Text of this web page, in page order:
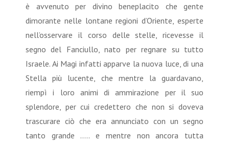
è avvenuto per divino beneplacito che gente
dimorante nelle lontane regioni d’Oriente, esperte
nell’osservare il corso delle stelle, ricevesse il
segno del Fanciullo, nato per regnare su tutto
Israele. Ai Magi infatti apparve la nuova luce, di una
Stella più lucente, che mentre la guardavano,
riempì i loro animi di ammirazione per il suo
splendore, per cui credettero che non si doveva
trascurare ciò che era annunciato con un segno
tanto grande ….. e mentre non ancora tutta